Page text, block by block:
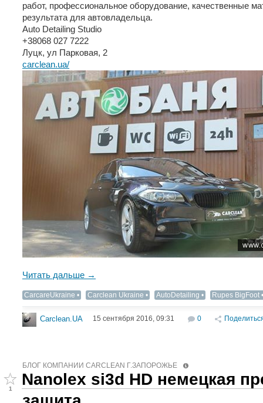
работ, профессиональное оборудование, качественные
результата для автовладельца.
Auto Detailing Studio
+38068 027 7222
Луцк, ул Парковая, 2
carclean.ua/
Читать дальше →
CarcareUkraine Carclean Ukraine AutoDetailing‬ Rupes BigFoot
Carclean.UA 15 сентября 2016, 09:31 0
БЛОГ КОМПАНИИ CARCLEAN Г.ЗАПОРОЖЬЕ
1
Nanolex si3d HD немецкая